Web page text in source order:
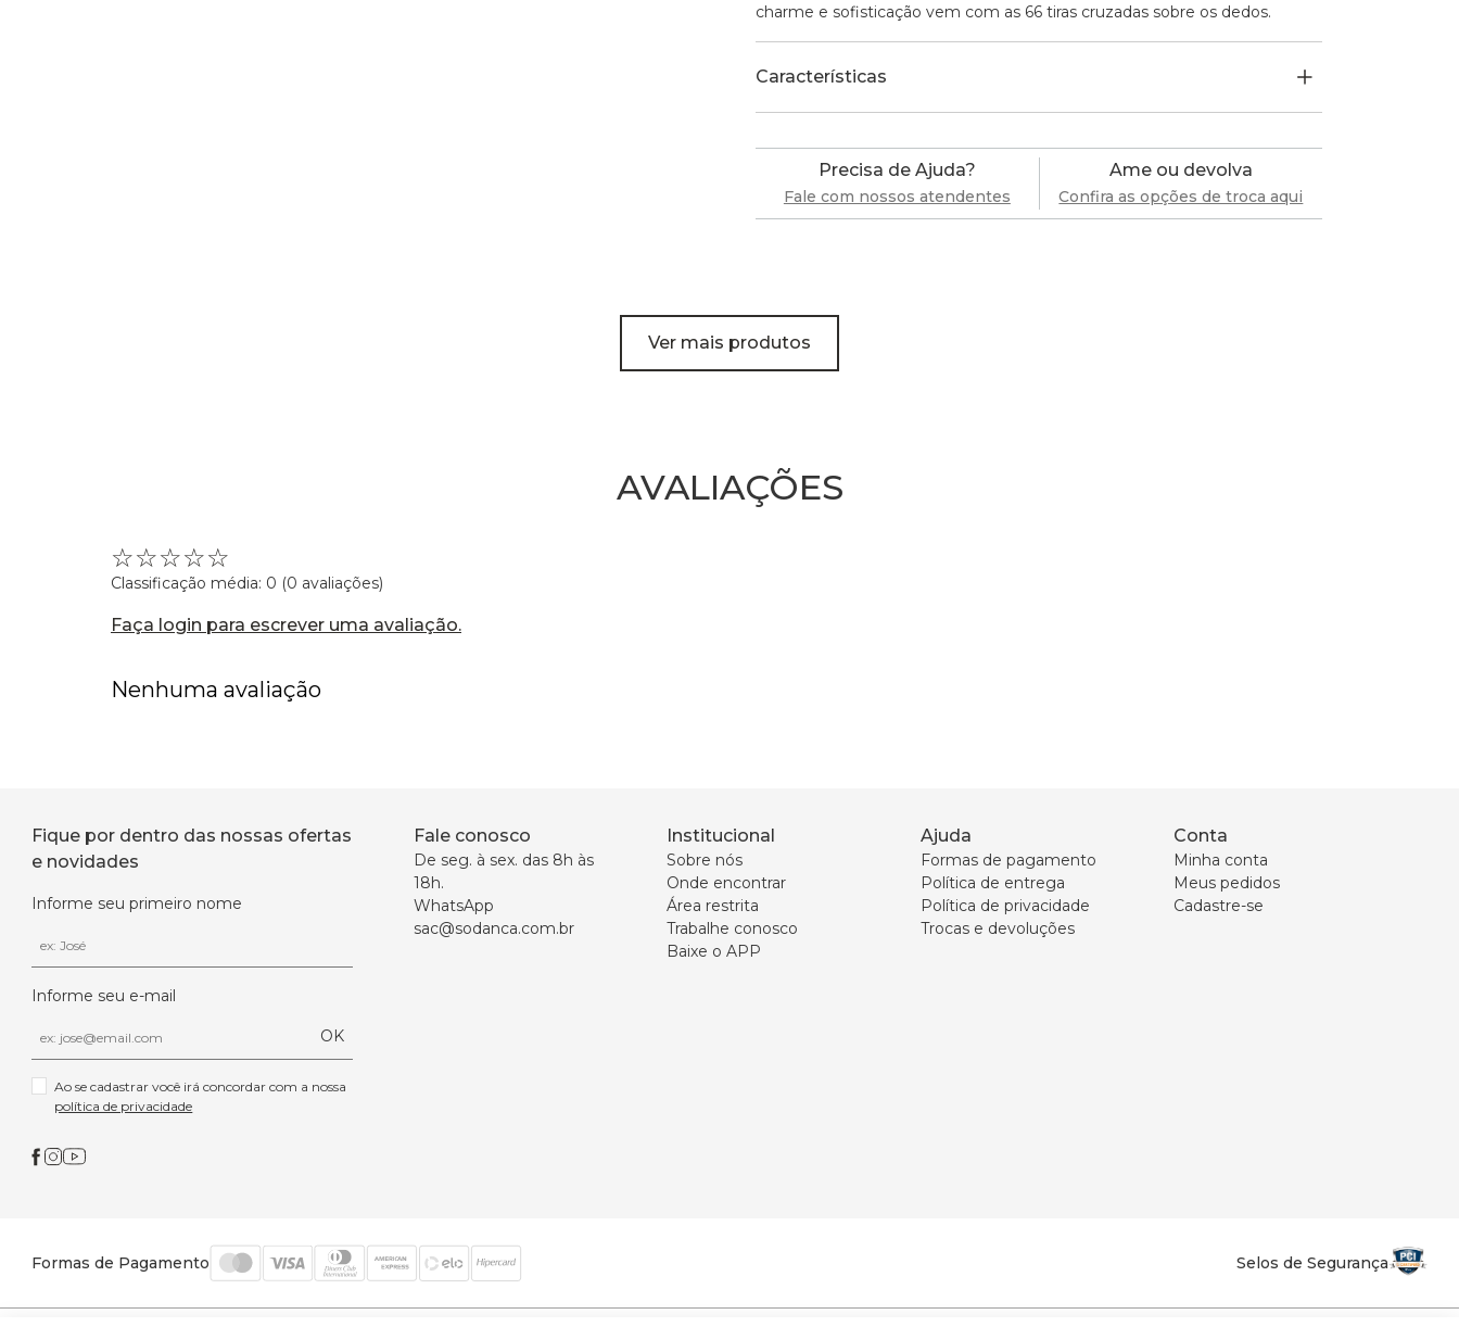
charme e sofisticação vem com as 66 tiras cruzadas sobre os dedos.
Características
Precisa de Ajuda?
Fale com nossos atendentes
Ame ou devolva
Confira as opções de troca aqui
Ver mais produtos
AVALIAÇÕES
☆☆☆☆☆
Classificação média: 0 (0 avaliações)
Faça login para escrever uma avaliação.
Nenhuma avaliação
Fique por dentro das nossas ofertas
e novidades
Informe seu primeiro nome
Informe seu e-mail
OK
política de privacidade
Fale conosco
De seg. à sex. das 8h às
18h.
WhatsApp
sac@sodanca.com.br
Institucional
Sobre nós
Onde encontrar
Área restrita
Trabalhe conosco
Baixe o APP
Ajuda
Formas de pagamento
Política de entrega
Política de privacidade
Trocas e devoluções
Conta
Minha conta
Meus pedidos
Cadastre-se
Formas de Pagamento Selos de Segurança